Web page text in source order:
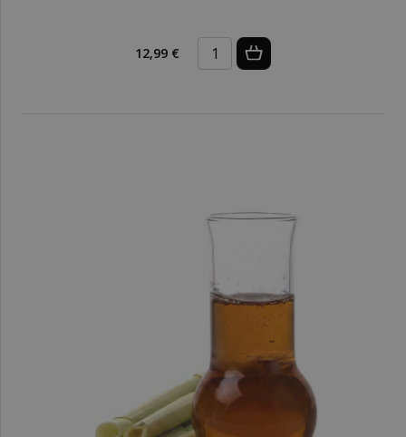
12,99 €